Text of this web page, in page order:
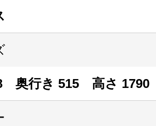
奥行き 515 高さ 1790